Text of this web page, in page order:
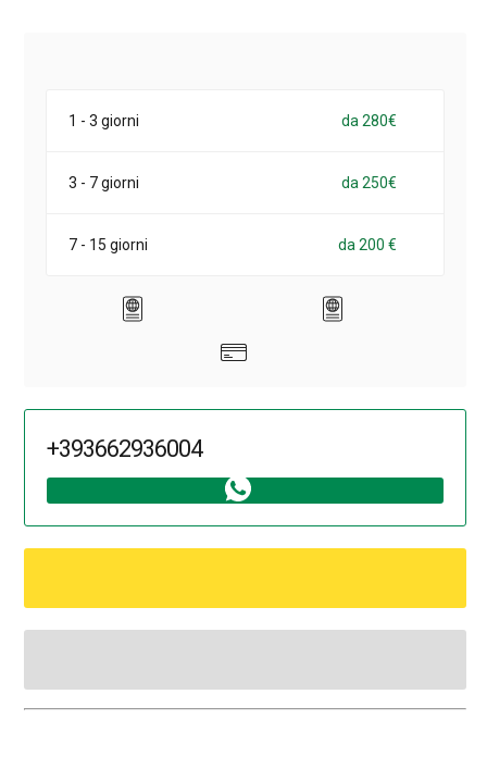
1 - 3 giorni da 280€
3 - 7 giorni da 250€
7 - 15 giorni da 200 €
+393662936004